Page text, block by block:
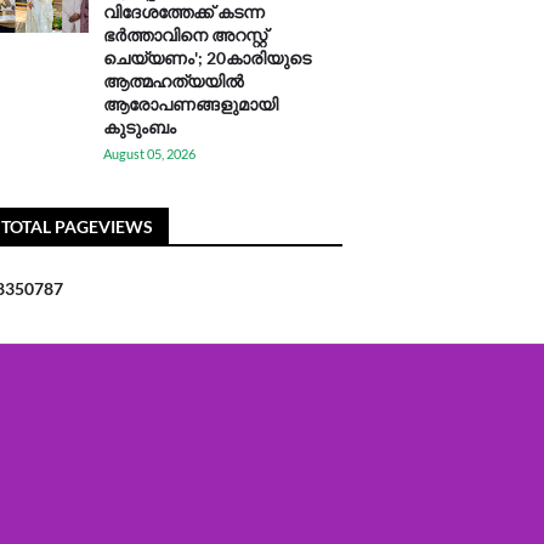
വിദേശത്തേക്ക് കടന്ന
ഭർത്താവിനെ അറസ്റ്റ്
ചെയ്യണം'; 20കാരിയുടെ
ആത്മഹത്യയിൽ
ആരോപണങ്ങളുമായി
കുടുംബം
August 05, 2026
TOTAL PAGEVIEWS
350787